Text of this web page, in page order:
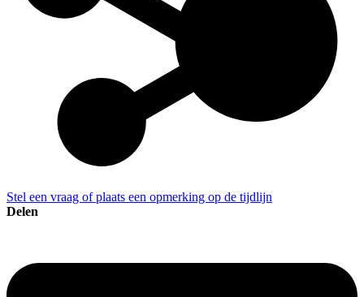
Stel een vraag of plaats een opmerking op de tijdlijn
Delen